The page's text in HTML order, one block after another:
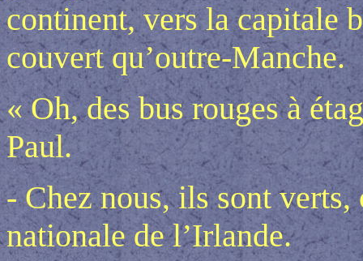
continent, vers la capitale
couvert qu’outre-Manche.
« Oh, des bus rouges à
Paul.
- Chez nous, ils sont verts,
nationale de l’Irlande.